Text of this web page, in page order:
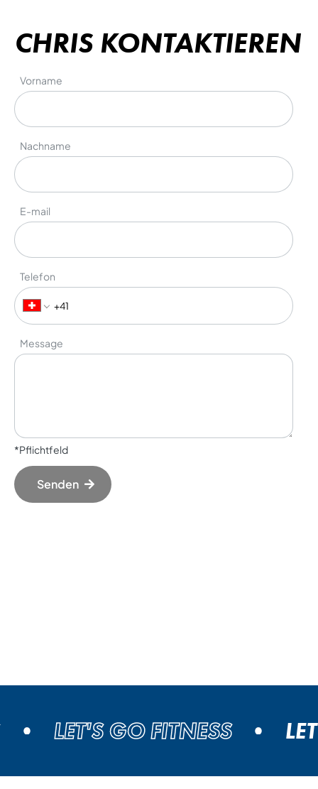
CHRIS KONTAKTIEREN
Vorname
Nachname
E-mail
Telefon
Message
*Pflichtfeld
Senden
LET'S GO FITNESS